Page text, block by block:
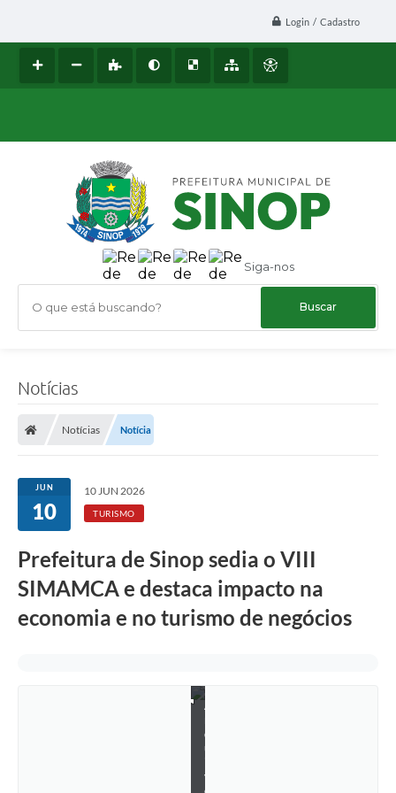
Login / Cadastro
Siga-nos
O que está buscando?
Notícias
Notícias Notícia
JUN
10
10 JUN 2026
TURISMO
Prefeitura de Sinop sedia o VIII
SIMAMCA e destaca impacto na
economia e no turismo de negócios
A
q
u
v
o